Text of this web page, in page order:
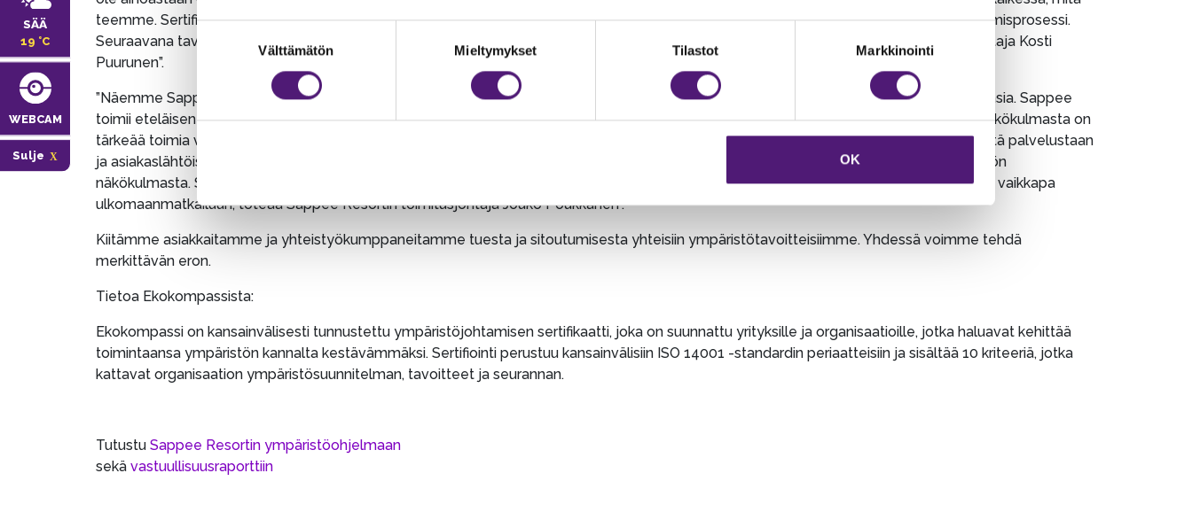
Suostumuksen
Välttämätön Mieltymykset Tilastot Markkinointi
OK
SÄÄ
19 °C
WEBCAM
Sulje
teemme. Sertifikaatti ei tarkoita missään nimessä sitä, että kaikki tarvittava on tehty, vaan ympäristölähtöinen toiminta on jatkuva kehittymisprosessi.
Seuraavana tavoitteemme on STF-ohjelman (Sustainable Travel Finland) loppuun saattaminen, kertoo Sappee Resortin liiketoimintajohtaja Kosti
Puurunen”.
”Näemme Sappeella ympäristölähtöisen toiminnan erittäin tärkeänä ja mielestäni tämä on koko matkailutoimialan näkökulmasta tärkeä asia. Sappee
toimii eteläisen Suomen suurimman yhtenäisen metsäalueen Laipanmaan laidalla ja luonto on osa meidän identiteettiämme. Jo tästä näkökulmasta on
tärkeää toimia vastuullisesti, toki vastuullisuus ja ympäristölähtöinen toiminta on huomattavasti laajempi asia. Sappee on tunnettu hyvästä palvelustaan
ja asiakaslähtöisestä toiminnasta. Näen, että sijainnilla on tulevaisuudessa entistä isompi merkitys, kun kilpailuvaltteja peilataan ympäristön
näkökulmasta. Sappeen sijainti lähellä isoja asutuskeskuksia aiheuttaa liikkumisen näkökulmasta vähemmän päästöjä, jos asiaa verrataan vaikkapa
ulkomaanmatkailuun, toteaa Sappee Resortin toimitusjohtaja Jouko Poukkanen”.
Kiitämme asiakkaitamme ja yhteistyökumppaneitamme tuesta ja sitoutumisesta yhteisiin ympäristötavoitteisiimme. Yhdessä voimme tehdä
merkittävän eron.
Tietoa Ekokompassista:
Ekokompassi on kansainvälisesti tunnustettu ympäristöjohtamisen sertifikaatti, joka on suunnattu yrityksille ja organisaatioille, jotka haluavat kehittää
toimintaansa ympäristön kannalta kestävämmäksi. Sertifiointi perustuu kansainvälisiin ISO 14001 -standardin periaatteisiin ja sisältää 10 kriteeriä, jotka
kattavat organisaation ympäristösuunnitelman, tavoitteet ja seurannan.
TutustuSappee Resortin ympäristöohjelmaan
sekä vastuullisuusraporttiin